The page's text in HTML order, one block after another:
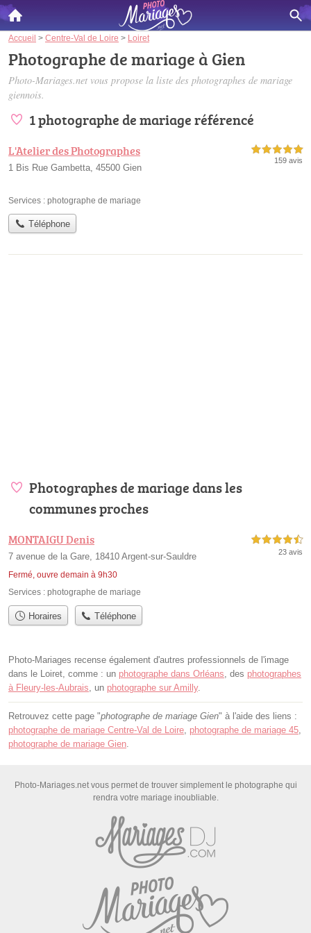
Accueil > Centre-Val de Loire > Loiret
Photographe de mariage à Gien
Photo-Mariages.net vous propose la liste des photographes de mariage
giennois.
1 photographe de mariage référencé
L'Atelier des Photographes
1 Bis Rue Gambetta, 45500 Gien
5,0 étoiles sur 5
159 avis
Services : photographe de mariage
Téléphone
Photographes de mariage dans les
communes proches
MONTAIGU Denis
7 avenue de la Gare, 18410 Argent-sur-Sauldre
Fermé, ouvre demain à 9h30
4,5 étoiles sur 5
23 avis
Services : photographe de mariage
Horaires Téléphone
Photo-Mariages recense également d'autres professionnels de l'image
dans le Loiret, comme : un photographe dans Orléans , des photographes
à Fleury-les-Aubrais , un photographe sur Amilly.
Retrouvez cette page "photographe de mariage Gien" à l'aide des liens :
photographe de mariage Centre-Val de Loire photographe de mariage 45
photographe de mariage Gien
Photo-Mariages.net vous permet de trouver simplement le photographe qui
rendra votre mariage inoubliable.